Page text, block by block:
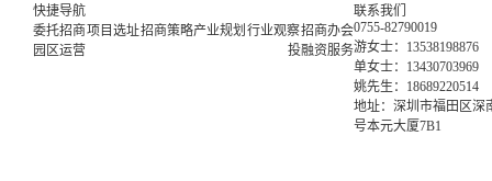
快捷导航
委托招商项目选址招商策略产业规划 行业观察招商办会
园区运营
投融资服务
联系我们
0755-82790019
游女士：13538198876
单女士：13430703969
姚先生：18689220514
地址：深圳市福田区深
号本元大厦7B1